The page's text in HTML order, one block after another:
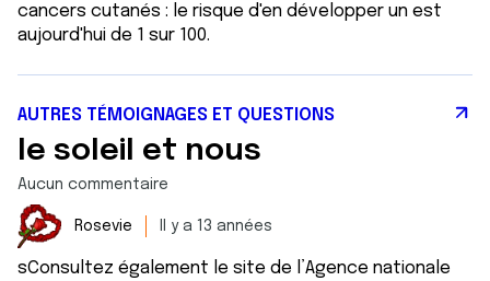
cancers cutanés : le risque d'en développer un est
aujourd'hui de 1 sur 100.
AUTRES TÉMOIGNAGES ET QUESTIONS
le soleil et nous
Aucun commentaire
Rosevie Il y a 13 années
sConsultez également le site de l’Agence nationale